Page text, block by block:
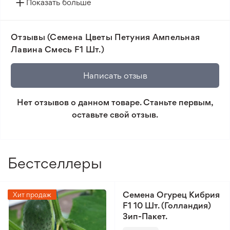
товара и реального растения.
🛡️ Защита покупок. Возврат средств за товар,
который не соответствует ожиданиям. Согласно
условиям возврата.
Минимальный заказ 300 грн.
Показать больше
Отзывы (Семена Цветы Петуния Ампельная
Лавина Смесь F1 Шт.)
Написать отзыв
Нет отзывов о данном товаре. Станьте первым,
оставьте свой отзыв.
Бестселлеры
Хит продаж
Семена Огурец Кибрия
F1 10 Шт. (Голландия)
Зип-Пакет.